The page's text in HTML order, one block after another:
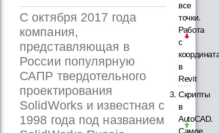
С октября 2017 года
компания,
представляющая в
России популярную
САПР твердотельного
проектирования
SolidWorks и известная с
1998 года под названием
все
точки.
Работа
с
в
Revit
Скрипты
в
AutoCAD.
Самое